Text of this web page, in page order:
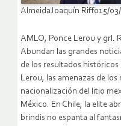
AlmeidaJoaquín Riffo15/
AMLO, Ponce Lerou y grl.
Abundan las grandes
de los resultados históricos
Lerou, las amenazas de
nacionalización del litio
México. En Chile, la elite
brindis no espanta al